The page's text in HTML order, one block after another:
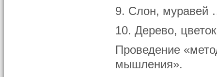
9. Слон, муравей
10. Дерево,
Проведение
мышления».